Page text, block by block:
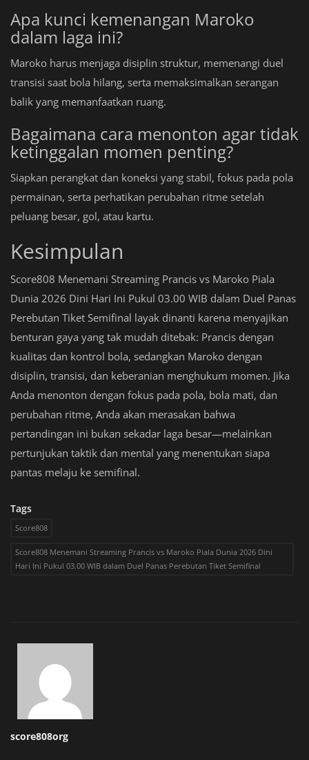
Apa kunci kemenangan Maroko
dalam laga ini?
Maroko harus menjaga disiplin struktur, memenangi duel
transisi saat bola hilang, serta memaksimalkan serangan
balik yang memanfaatkan ruang.
Bagaimana cara menonton agar tidak
ketinggalan momen penting?
Siapkan perangkat dan koneksi yang stabil, fokus pada pola
permainan, serta perhatikan perubahan ritme setelah
peluang besar, gol, atau kartu.
Kesimpulan
Score808 Menemani Streaming Prancis vs Maroko Piala
Dunia 2026 Dini Hari Ini Pukul 03.00 WIB dalam Duel Panas
Perebutan Tiket Semifinal layak dinanti karena menyajikan
benturan gaya yang tak mudah ditebak: Prancis dengan
kualitas dan kontrol bola, sedangkan Maroko dengan
disiplin, transisi, dan keberanian menghukum momen. Jika
Anda menonton dengan fokus pada pola, bola mati, dan
perubahan ritme, Anda akan merasakan bahwa
pertandingan ini bukan sekadar laga besar—melainkan
pertunjukan taktik dan mental yang menentukan siapa
pantas melaju ke semifinal.
Tags
Score808
Score808 Menemani Streaming Prancis vs Maroko Piala Dunia 2026 Dini
Hari Ini Pukul 03.00 WIB dalam Duel Panas Perebutan Tiket Semifinal
score808org